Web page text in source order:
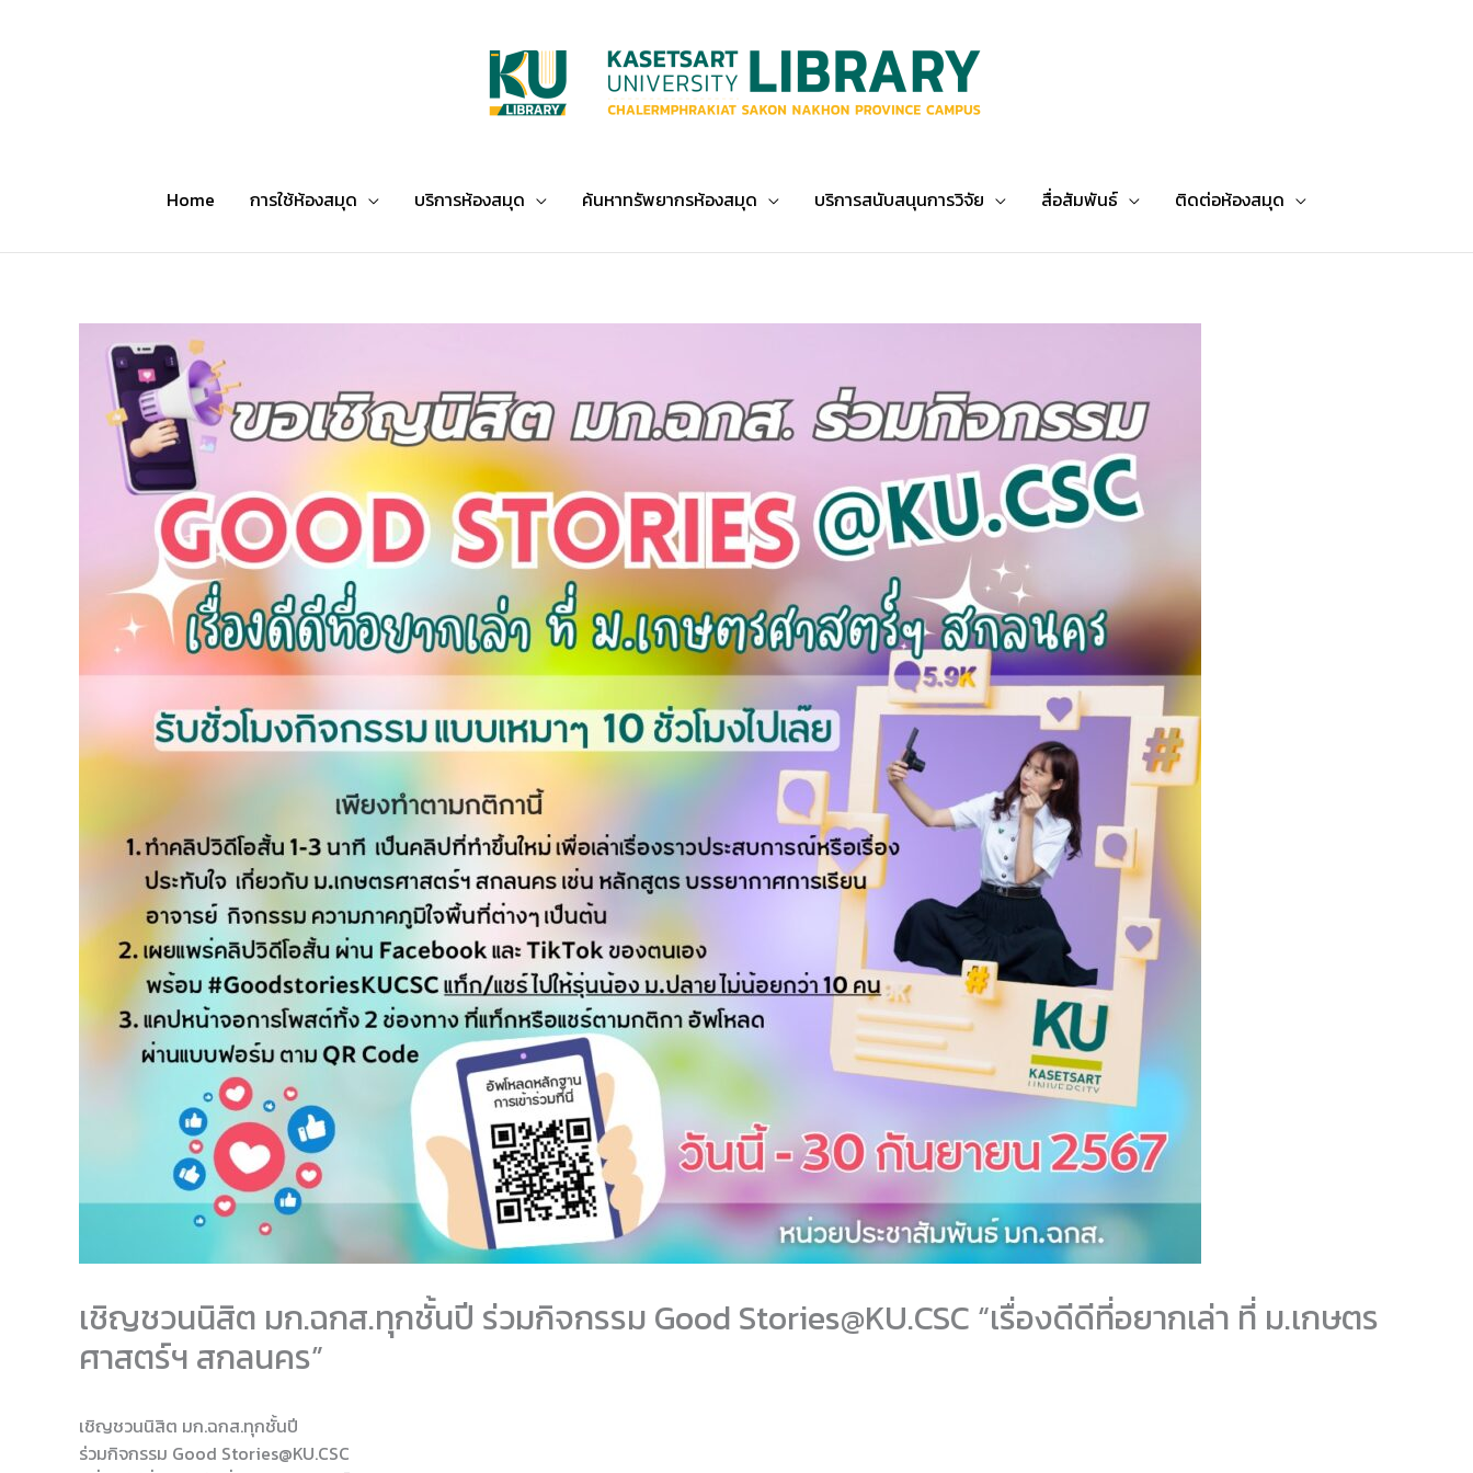
Home การใช้ห้องสมุด บริการห้องสมุด ค้นหาทรัพยากรห้องสมุด บริการสนับสนุนการวิจัย สื่อสัมพันธ์ ติดต่อห้องสมุด
เชิญชวนนิสิต มก.ฉกส.ทุกชั้นปี ร่วมกิจกรรม Good Stories@KU.CSC “เรื่องดีดีที่อยากเล่า ที่ ม.เกษตร
ศาสตร์ฯ สกลนคร”
เชิญชวนนิสิต มก.ฉกส.ทุกชั้นปี
ร่วมกิจกรรม Good Stories@KU.CSC